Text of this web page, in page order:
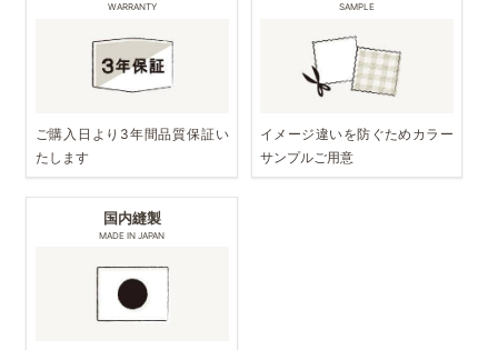
WARRANTY
ご購入日より3年間品質保証い
たします
SAMPLE
イメージ違いを防ぐためカラー
サンプルご用意
国内縫製
MADE IN JAPAN